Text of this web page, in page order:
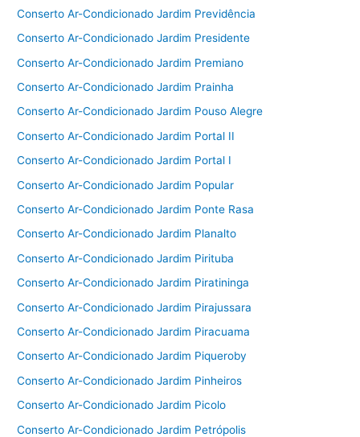
Conserto Ar-Condicionado Jardim Previdência
Conserto Ar-Condicionado Jardim Presidente
Conserto Ar-Condicionado Jardim Premiano
Conserto Ar-Condicionado Jardim Prainha
Conserto Ar-Condicionado Jardim Pouso Alegre
Conserto Ar-Condicionado Jardim Portal II
Conserto Ar-Condicionado Jardim Portal I
Conserto Ar-Condicionado Jardim Popular
Conserto Ar-Condicionado Jardim Ponte Rasa
Conserto Ar-Condicionado Jardim Planalto
Conserto Ar-Condicionado Jardim Pirituba
Conserto Ar-Condicionado Jardim Piratininga
Conserto Ar-Condicionado Jardim Pirajussara
Conserto Ar-Condicionado Jardim Piracuama
Conserto Ar-Condicionado Jardim Piqueroby
Conserto Ar-Condicionado Jardim Pinheiros
Conserto Ar-Condicionado Jardim Picolo
Conserto Ar-Condicionado Jardim Petrópolis